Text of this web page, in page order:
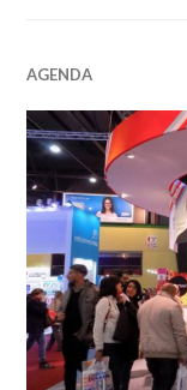
AGENDA